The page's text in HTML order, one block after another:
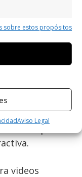
sobre estos propósitos
Aviso Legal
en una obra
efectos
simples
escenas
La
agregar
que
videos